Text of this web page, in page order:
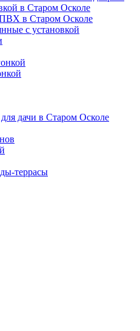
в Старом Осколе
в Старом Осколе
с установкой
дачи в Старом Осколе
террасы